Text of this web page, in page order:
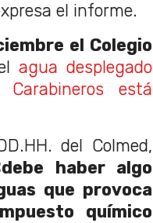
el informe.
el Colegio
agua desplegado
está
del Colmed,
haber algo
que provoca
químico